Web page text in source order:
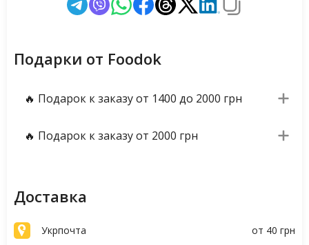
Подарки от Foodok
🔥 Подарок к заказу от 1400 до 2000 грн
🔥 Подарок к заказу от 2000 грн
Доставка
Укрпочта
от 40 грн